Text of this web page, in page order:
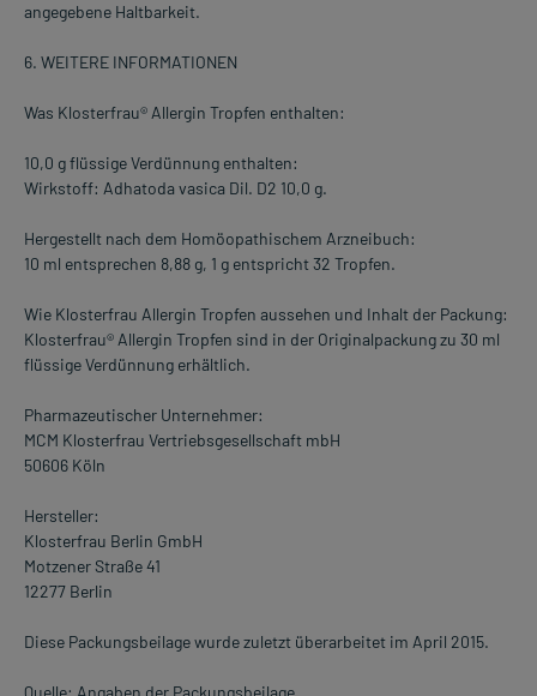
angegebene Haltbarkeit.
6. WEITERE INFORMATIONEN
Was Klosterfrau® Allergin Tropfen enthalten:
10,0 g flüssige Verdünnung enthalten:
Wirkstoff: Adhatoda vasica Dil. D2 10,0 g.
Hergestellt nach dem Homöopathischem Arzneibuch:
10 ml entsprechen 8,88 g, 1 g entspricht 32 Tropfen.
Wie Klosterfrau Allergin Tropfen aussehen und Inhalt der Packung:
Klosterfrau® Allergin Tropfen sind in der Originalpackung zu 30 ml
flüssige Verdünnung erhältlich.
Pharmazeutischer Unternehmer:
MCM Klosterfrau Vertriebsgesellschaft mbH
50606 Köln
Hersteller:
Klosterfrau Berlin GmbH
Motzener Straße 41
12277 Berlin
Diese Packungsbeilage wurde zuletzt überarbeitet im April 2015.
Quelle: Angaben der Packungsbeilage